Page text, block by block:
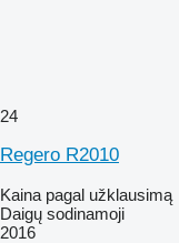
24
Regero R2010
Kaina pagal užklausimą
Daigų sodinamoji
2016